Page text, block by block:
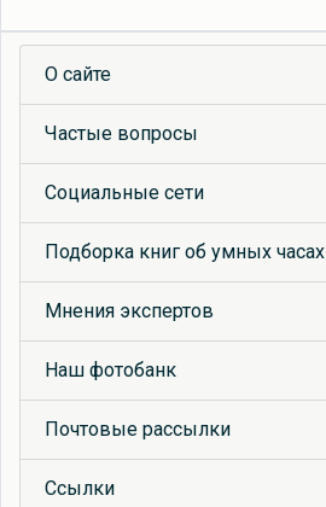
О сайте
Частые вопросы
Социальные сети
Подборка книг об умных часах
Мнения экспертов
Наш фотобанк
Почтовые рассылки
Ссылки